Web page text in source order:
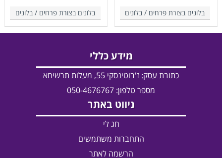
בלונים בצורת פרחים / בלונים בלונים בצורת פרחים /בלונים
מידע כללי
כתובת עסק: ז'בוטינסקי 55, מעלות תרשיחא
מספר טלפון: 050-4676767
ניווט באתר
חג לי
התחברות משתמשים
הרשמה לאתר